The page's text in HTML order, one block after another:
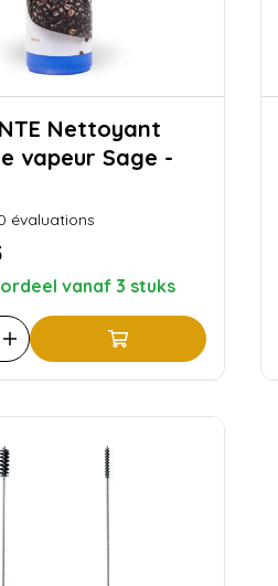
vapeur Sage -
évaluations
vanaf 3 stuks